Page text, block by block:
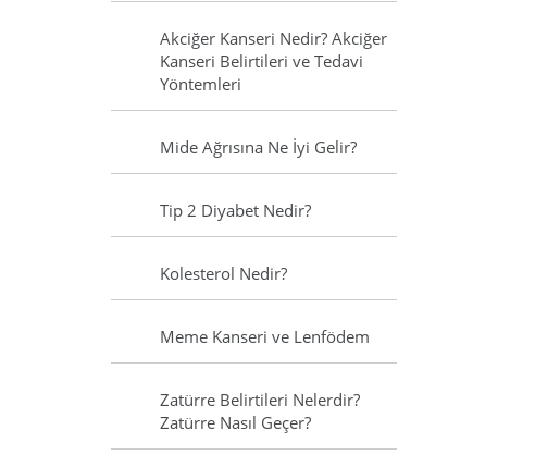
Akciğer Kanseri Nedir? Akciğer
Kanseri Belirtileri ve Tedavi
Yöntemleri
Mide Ağrısına Ne İyi Gelir?
Tip 2 Diyabet Nedir?
Kolesterol Nedir?
Meme Kanseri ve Lenfödem
Zatürre Belirtileri Nelerdir?
Zatürre Nasıl Geçer?